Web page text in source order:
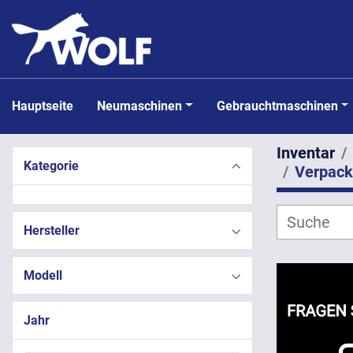
Hauptseite Neumaschinen Gebrauchtmaschinen
Kategorie
Hersteller
Modell
Jahr
Inventar